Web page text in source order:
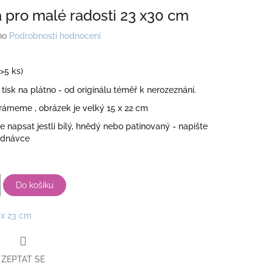
pro malé radosti 23 x30 cm
Podrobnosti hodnocení
ks)
na plátno - od originálu téměř k nerozeznání.
, obrázek je velký 15 x 22 cm
napsat jestli bílý, hnědý nebo patinovaný - napište
Do košíku
23 cm
ZEPTAT SE